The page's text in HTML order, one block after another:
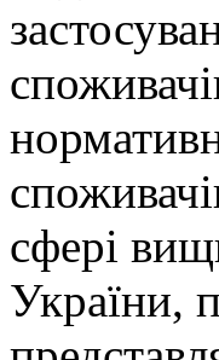
сфері
України,